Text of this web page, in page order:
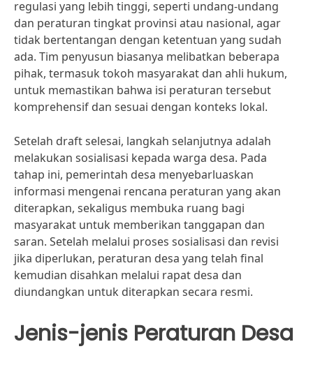
regulasi yang lebih tinggi, seperti undang-undang
dan peraturan tingkat provinsi atau nasional, agar
tidak bertentangan dengan ketentuan yang sudah
ada. Tim penyusun biasanya melibatkan beberapa
pihak, termasuk tokoh masyarakat dan ahli hukum,
untuk memastikan bahwa isi peraturan tersebut
komprehensif dan sesuai dengan konteks lokal.
Setelah draft selesai, langkah selanjutnya adalah
melakukan sosialisasi kepada warga desa. Pada
tahap ini, pemerintah desa menyebarluaskan
informasi mengenai rencana peraturan yang akan
diterapkan, sekaligus membuka ruang bagi
masyarakat untuk memberikan tanggapan dan
saran. Setelah melalui proses sosialisasi dan revisi
jika diperlukan, peraturan desa yang telah final
kemudian disahkan melalui rapat desa dan
diundangkan untuk diterapkan secara resmi.
Jenis-jenis Peraturan Desa